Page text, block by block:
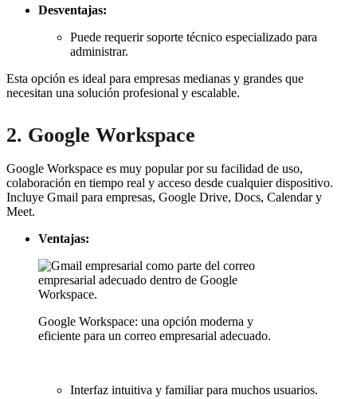
Desventajas:
Puede requerir soporte técnico especializado para
administrar.
Esta opción es ideal para empresas medianas y grandes que
necesitan una solución profesional y escalable.
2. Google Workspace
Google Workspace es muy popular por su facilidad de uso,
colaboración en tiempo real y acceso desde cualquier dispositivo.
Incluye Gmail para empresas, Google Drive, Docs, Calendar y
Meet.
Ventajas:
Google Workspace: una opción moderna y
eficiente para un correo empresarial adecuado.
Interfaz intuitiva y familiar para muchos usuarios.